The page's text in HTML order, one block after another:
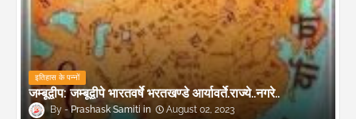
इतिहास के पन्नों
जम्बूद्वीप: जम्बूद्वीपे भारतवर्षे भरतखण्डे आर्यावर्ते.राज्ये..नगरे..
Prashask Samiti August 02, 2023